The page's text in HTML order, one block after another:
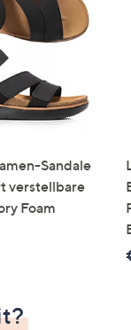
Sandale
verstellbare
Foam